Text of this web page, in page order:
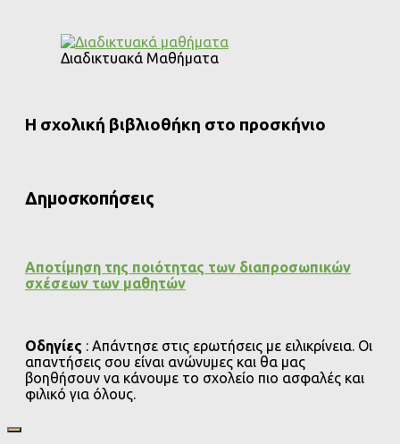
Διαδικτυακά Μαθήματα
Η σχολική βιβλιοθήκη στο προσκήνιο
Δημοσκοπήσεις
Αποτίμηση της ποιότητας των διαπροσωπικών
σχέσεων των μαθητών
Οδηγίες : Απάντησε στις ερωτήσεις με ειλικρίνεια. Οι
απαντήσεις σου είναι ανώνυμες και θα μας
βοηθήσουν να κάνουμε το σχολείο πιο ασφαλές και
φιλικό για όλους.